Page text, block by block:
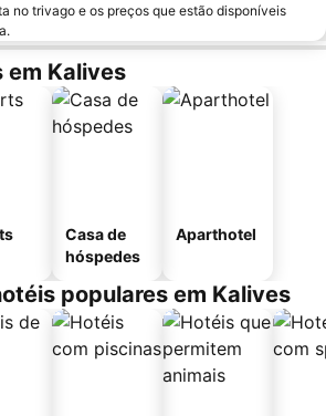
no trivago e os preços que estão disponíveis
em Kalives
Casa de
hóspedes
Aparthotel
populares em Kalives